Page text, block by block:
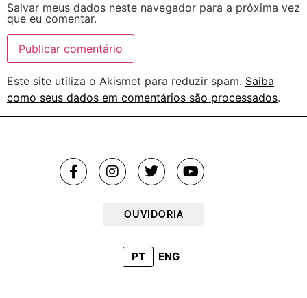
Salvar meus dados neste navegador para a próxima vez
que eu comentar.
Este site utiliza o Akismet para reduzir spam. Saiba
como seus dados em comentários são processados.
OUVIDORIA
PT ENG